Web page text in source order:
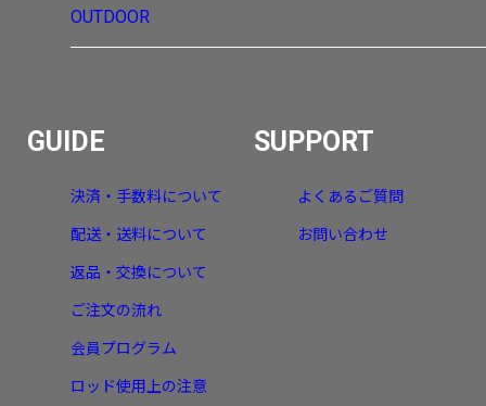
OUTDOOR
GUIDE
決済・手数料について
配送・送料について
返品・交換について
ご注文の流れ
会員プログラム
ロッド使用上の注意
SUPPORT
よくあるご質問
お問い合わせ